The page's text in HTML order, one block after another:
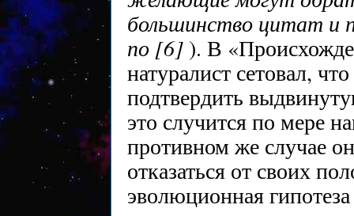
большинство цитат и
по [6] ). В
натуралист сетовал,
подтвердить
это случится по мере
противном же случае
отказаться от своих
эволюционная